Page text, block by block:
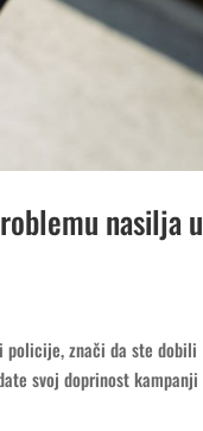
nasilja u
policije, znači da ste dobili
svoj doprinost kampanji